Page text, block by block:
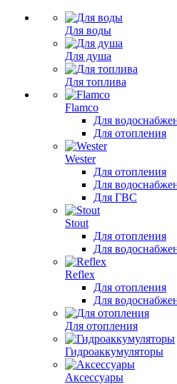
Для воды
Для душа
Для топлива
Flamco
Для
Для отопления
Wester
Для отопления
Для
Для ГВС
Stout
Для отопления
Для
Reflex
Для отопления
Для
Для отопления
Гидроаккумуляторы
Аксессуары